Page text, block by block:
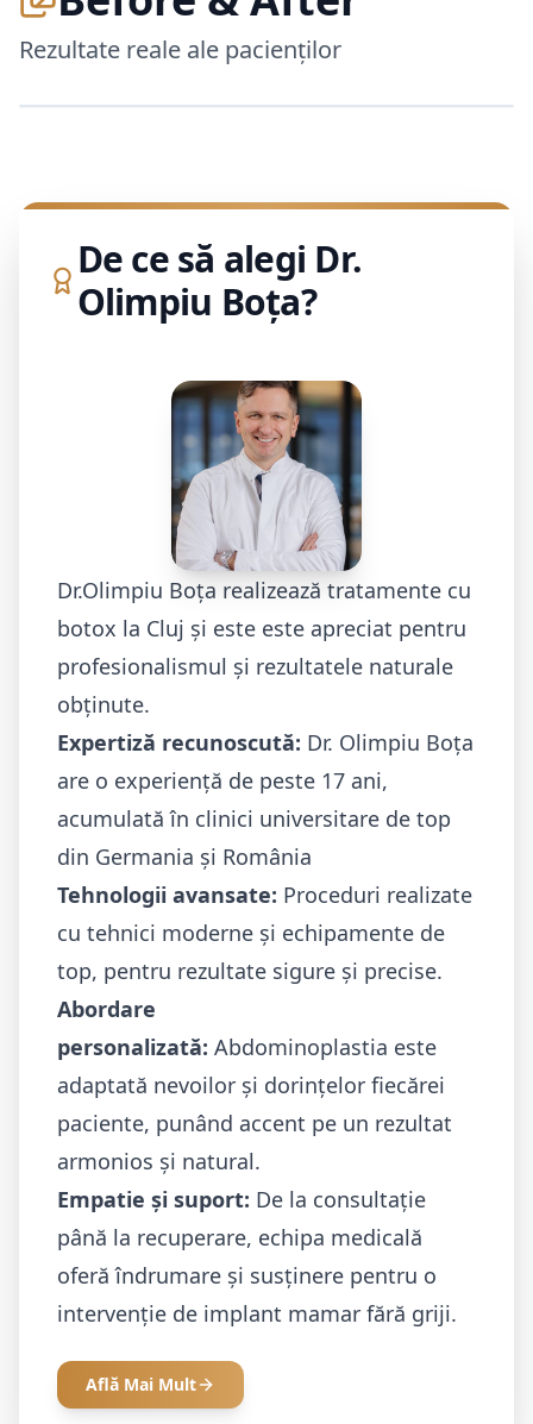
Rezultate reale ale pacienților
De ce să alegi Dr.
Olimpiu Boța?
Dr.Olimpiu Boța realizează tratamente cu
botox la Cluj și este este apreciat pentru
profesionalismul și rezultatele naturale
obținute.
Expertiză recunoscută: Dr. Olimpiu Boța
are o experiență de peste 17 ani,
acumulată în clinici universitare de top
din Germania și România
Tehnologii avansate: Proceduri realizate
cu tehnici moderne și echipamente de
top, pentru rezultate sigure și precise.
Abordare
personalizată: Abdominoplastia este
adaptată nevoilor și dorințelor fiecărei
paciente, punând accent pe un rezultat
armonios și natural.
Empatie și suport: De la consultație
până la recuperare, echipa medicală
oferă îndrumare și susținere pentru o
intervenție de implant mamar fără griji.
Află Mai Mult